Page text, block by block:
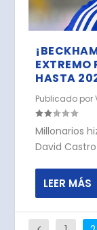
EXTREMO
HASTA
Publicado por
Millonarios
David
LEER MÁS